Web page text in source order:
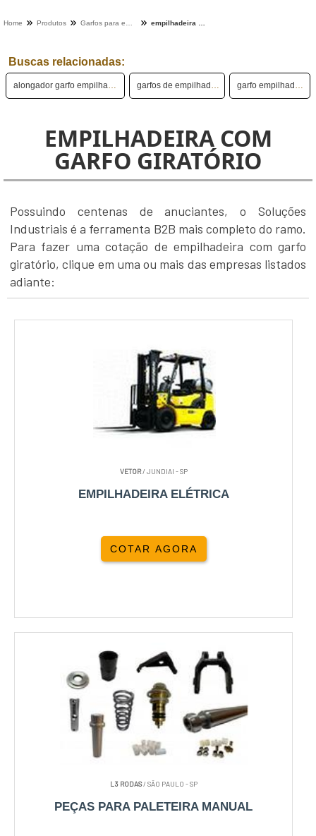
Home Produtos
Buscas relacionadas:
alongador garfo empilhadeira garfos de empilhadeira garfo empilhadeira
EMPILHADEIRA COM
GARFO GIRATÓRIO
Possuindo centenas de anuciantes, o Soluções
Industriais é a ferramenta B2B mais completo do ramo.
Para fazer uma cotação de empilhadeira com garfo
giratório, clique em uma ou mais das empresas listados
adiante:
VETOR/ JUNDIAI - SP
EMPILHADEIRA ELÉTRICA
COTAR AGORA
L3 RODAS/ SÃO PAULO - SP
PEÇAS PARA PALETEIRA MANUAL